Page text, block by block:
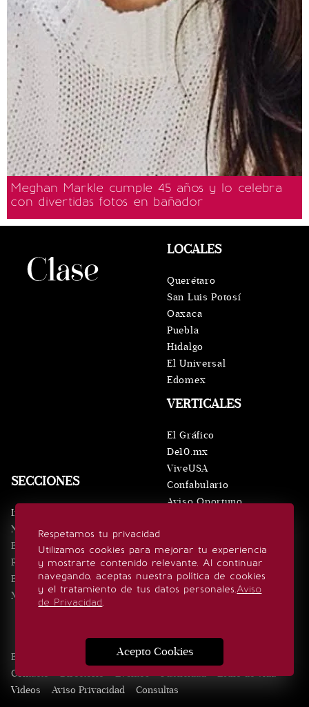
Meghan Markle cumple 45 años y lo celebra
con divertidas fotos en bañador
Respetamos tu privacidad
Utilizamos cookies para mejorar tu experiencia
y mostrarte contenido relevante. Al continuar
navegando, aceptas nuestra política de cookies
y el tratamiento de tus datos personales.Aviso
de Privacidad.
Acepto Cookies
SECCIONES
Inicio
Noticias
Eventos
Realeza
Estilo de vida
Minuto x Minuto
VERTICALES
El Gráfico
De10.mx
ViveUSA
Confabulario
Aviso Oportuno
LOCALES
Querétaro
San Luis Potosí
Oaxaca
Puebla
Hidalgo
El Universal
Edomex
SÍGUENOS
Edición Impresa Noticias Quiénes somos
Contacto
Directorio Eventos Publicidad
Estilo de vida
Videos
Aviso Privacidad Consultas